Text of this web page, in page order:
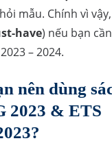
mẫu. Chính vì
have) nếu bạn
– 2024.
nên dùng
2023 & ETS